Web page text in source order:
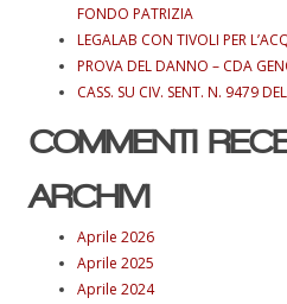
FONDO PATRIZIA
LEGALAB CON TIVOLI PER
PROVA DEL DANNO – CDA
CASS. SU CIV. SENT. N. 9479
COMMENTI
ARCHIVI
Aprile 2026
Aprile 2025
Aprile 2024